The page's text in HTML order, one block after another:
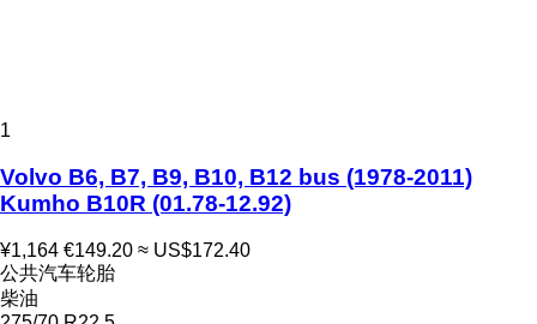
1
Volvo B6, B7, B9, B10, B12 bus (1978-2011)
Kumho B10R (01.78-12.92)
¥1,164 €149.20 ≈ US$172.40
公共汽车轮胎
柴油